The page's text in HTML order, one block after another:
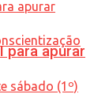
para apurar